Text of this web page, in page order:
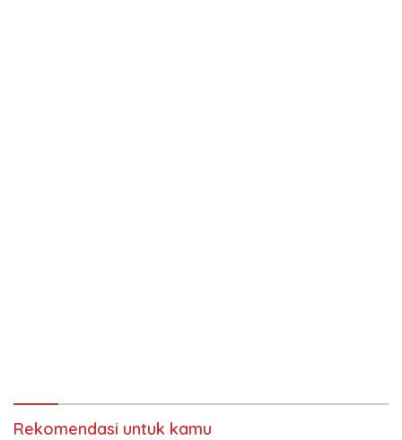
Rekomendasi untuk kamu